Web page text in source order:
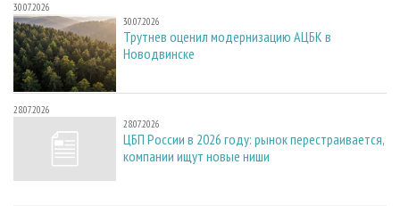
30.07.2026
30.07.2026
Трутнев оценил модернизацию АЦБК в
Новодвинске
28.07.2026
28.07.2026
ЦБП России в 2026 году: рынок перестраивается,
компании ищут новые ниши